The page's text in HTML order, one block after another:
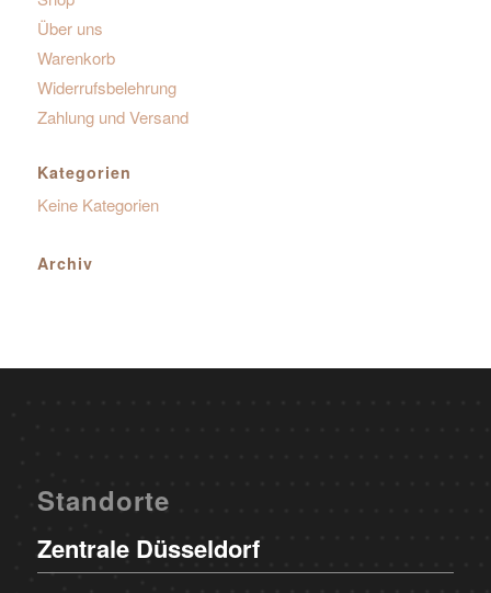
Über uns
Warenkorb
Widerrufsbelehrung
Zahlung und Versand
Kategorien
Keine Kategorien
Archiv
Standorte
Zentrale Düsseldorf